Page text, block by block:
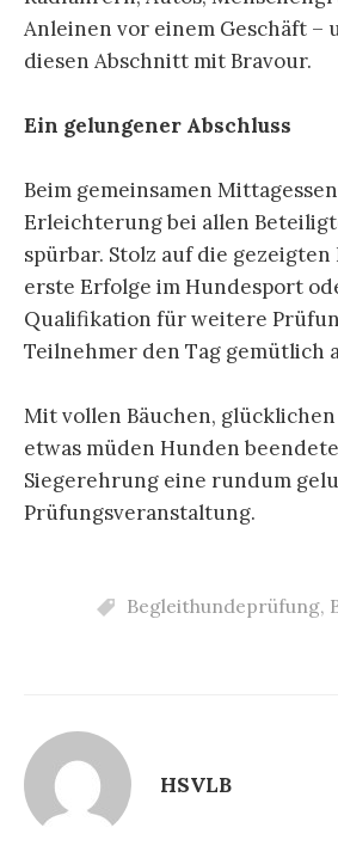
Anleinen vor einem Geschäft –
diesen Abschnitt mit Bravour.
Ein gelungener Abschluss
Beim gemeinsamen
Erleichterung bei allen
spürbar. Stolz auf die
erste Erfolge im Hundesport
Qualifikation für weitere
Teilnehmer den Tag gemütlich
Mit vollen Bäuchen,
etwas müden Hunden
Siegerehrung eine rundum
Prüfungsveranstaltung.
Begleithundeprüfung,
HSVLB